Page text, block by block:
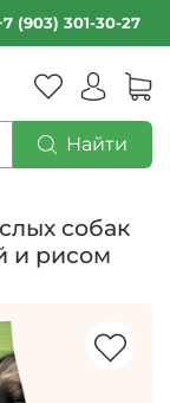
(903) 301-30-27
Найти
собак
и рисом